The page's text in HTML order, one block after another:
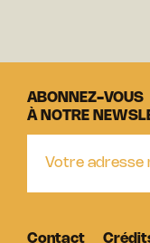
ABONNEZ-VOUS
À NOTRE
Contact